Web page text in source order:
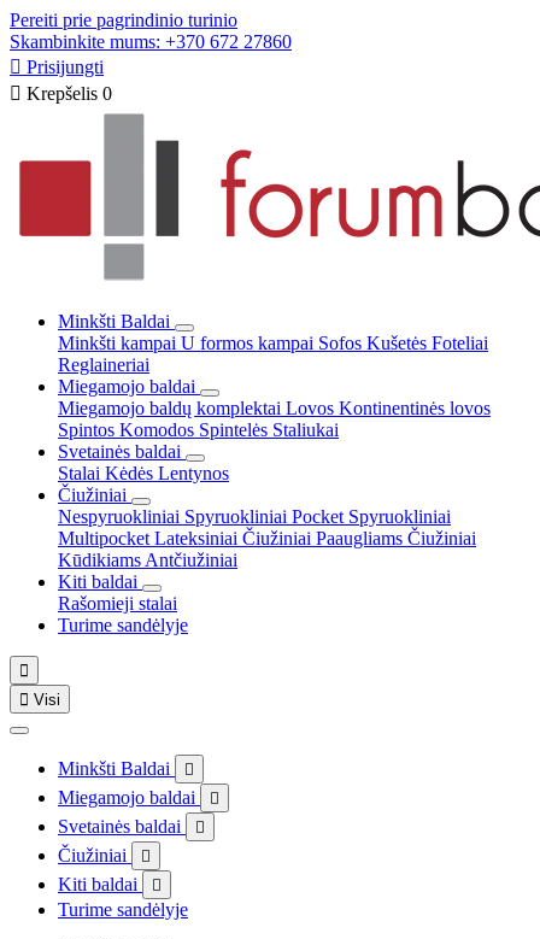
Pereiti prie pagrindinio turinio
Skambinkite mums: +370 672 27860
 Prisijungti
 Krepšelis 0
Minkšti Baldai
Minkšti kampai U formos kampai Sofos Kušetės Foteliai
Reglaineriai
Miegamojo baldai
Miegamojo baldų komplektai Lovos Kontinentinės lovos
Spintos Komodos Spintelės Staliukai
Svetainės baldai
Stalai Kėdės Lentynos
Čiužiniai
Nespyruokliniai Spyruokliniai Pocket Spyruokliniai
Multipocket Lateksiniai Čiužiniai Paaugliams Čiužiniai
Kūdikiams Antčiužiniai
Kiti baldai
Rašomieji stalai
Turime sandėlyje

 Visi
Minkšti Baldai 
Miegamojo baldai 
Svetainės baldai 
Čiužiniai 
Kiti baldai 
Turime sandėlyje